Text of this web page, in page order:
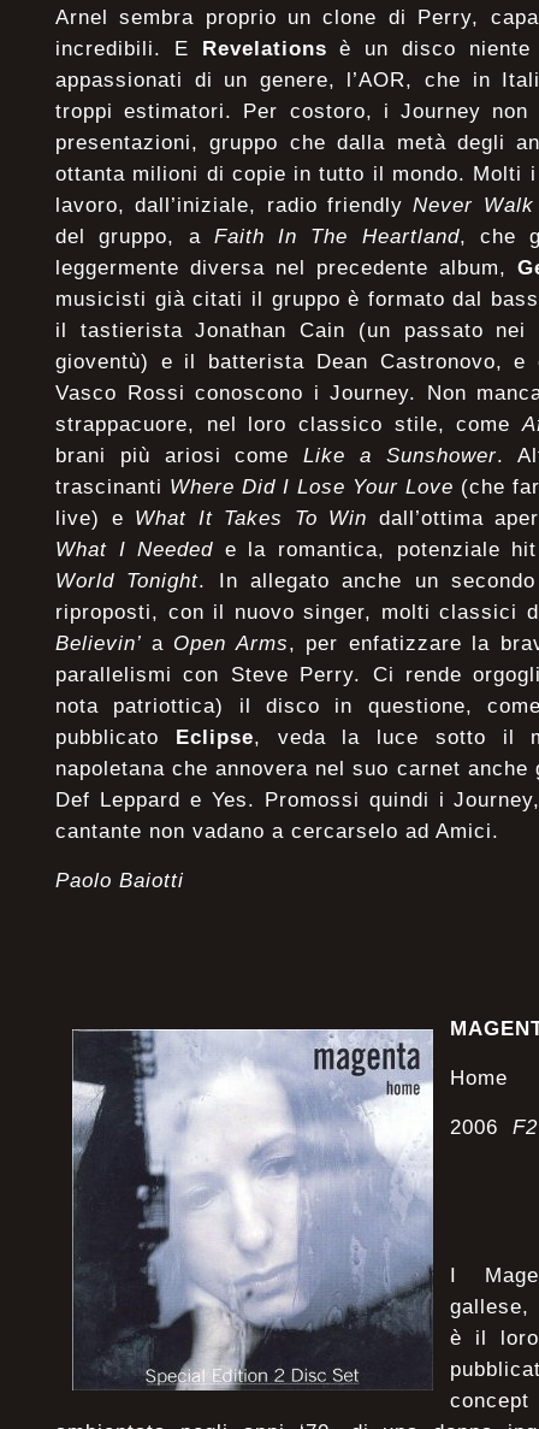
Arnel sembra proprio un clone di Perry,
incredibili. E Revelations è un disco niente
appassionati di un genere, l’AOR, che in
troppi estimatori. Per costoro, i Journey non
presentazioni, gruppo che dalla metà degli
ottanta milioni di copie in tutto il mondo. Molti
lavoro, dall’iniziale, radio friendlyNever Walk
del gruppo, a Faith In The Heartland, che
leggermente diversa nel precedente album,
musicisti già citati il gruppo è formato dal
il tastierista Jonathan Cain (un passato nei
gioventù) e il batterista Dean Castronovo,
Vasco Rossi conoscono i Journey. Non
strappacuore, nel loro classico stile, come
brani più ariosi comeLike a Sunshower.
trascinanti Where Did I Lose Your Love (che
live) e What It Takes To Win dall’ottima
What I Needed e la romantica, potenziale
World Tonight. In allegato anche un
riproposti, con il nuovo singer, molti classici
Believin’ a Open Arms, per enfatizzare la
parallelismi con Steve Perry. Ci rende
nota patriottica) il disco in questione,
pubblicato Eclipse, veda la luce sotto il
napoletana che annovera nel suo carnet
Def Leppard e Yes. Promossi quindi i
cantante non vadano a cercarselo ad Amici.
Paolo Baiotti
Home
2006
I
è il